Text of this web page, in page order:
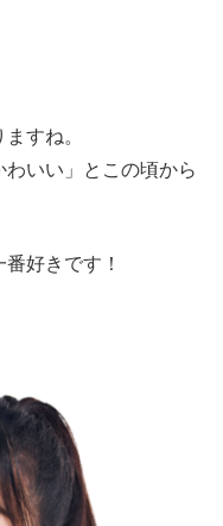
すね。
いい」とこの頃から
好きです！